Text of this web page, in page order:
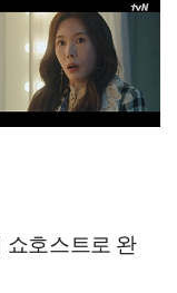
쇼호스트로 완